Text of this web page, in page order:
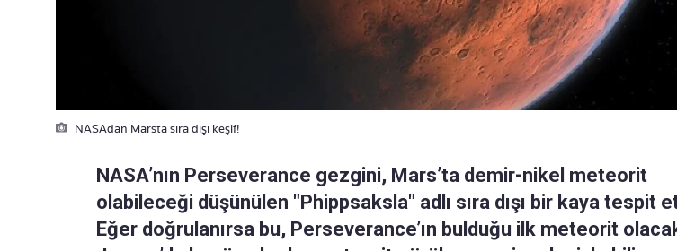
NASAdan Marsta sıra dışı keşif!
NASA’nın Perseverance gezgini, Mars’ta demir-nikel meteorit
olabileceği düşünülen "Phippsaksla" adlı sıra dışı bir kaya tespit
Eğer doğrulanırsa bu, Perseverance’ın bulduğu ilk meteorit